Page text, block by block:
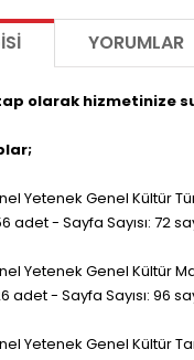
YORUMLAR
olarak hizmetinize
Yetenek Genel Kültür
adet - Sayfa Sayısı: 72
Yetenek Genel Kültür
adet - Sayfa Sayısı: 96
Yetenek Genel Kültür